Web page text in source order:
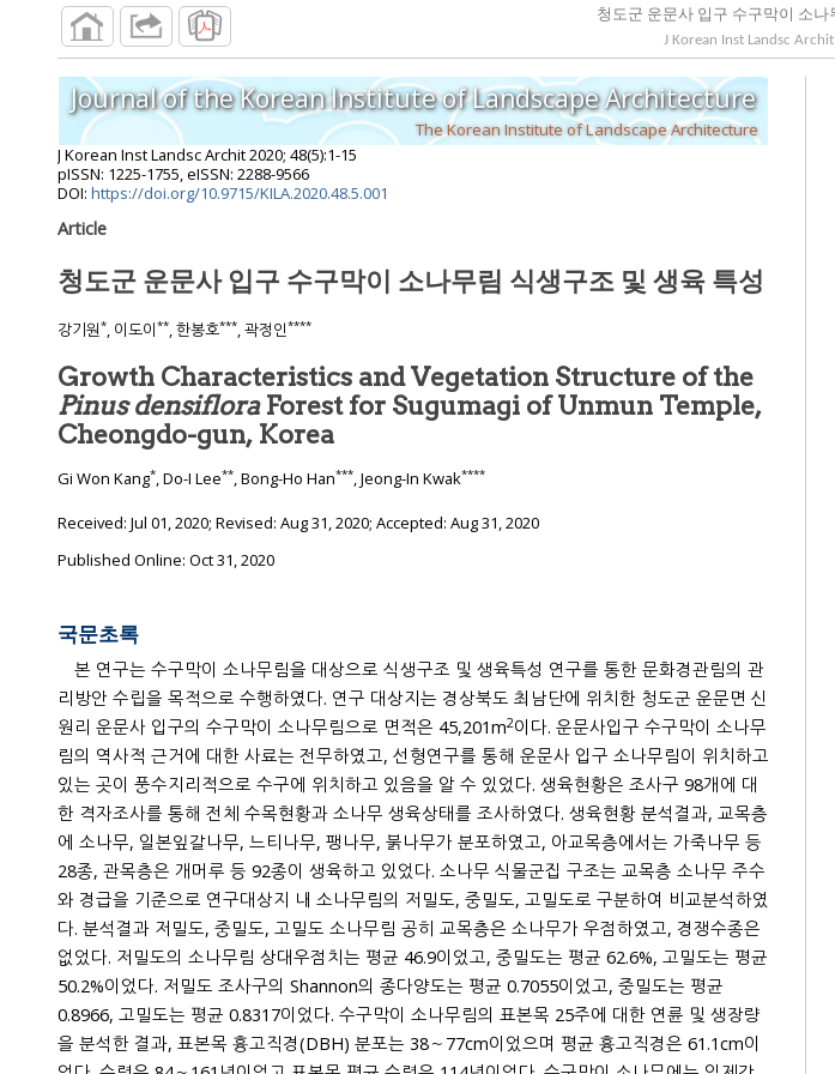
J Korean Inst Landsc Archit
Journal of the Korean Institute of Landscape Architecture
The Korean Institute of Landscape Architecture
J Korean Inst Landsc Archit2020; 48(5):1-15
pISSN: 1225-1755, eISSN: 2288-9566
DOI: https://doi.org/10.9715/KILA.2020.48.5.001
Article
청도군 운문사 입구 수구막이 소나무림 식생구조 및 생육 특성
강기원*, 이도이**, 한봉호***, 곽정인****
Growth Characteristics and Vegetation Structure of the
Pinus densifloraForest for Sugumagi of Unmun Temple,
Cheongdo-gun, Korea
Gi Won Kang*, Do-I Lee**, Bong-Ho Han***, Jeong-In Kwak****
Received: Jul 01, 2020; Revised: Aug 31, 2020; Accepted: Aug 31, 2020
Published Online: Oct 31, 2020
국문초록
본 연구는 수구막이 소나무림을 대상으로 식생구조 및 생육특성 연구를 통한 문화경관림의 관
리방안 수립을 목적으로 수행하였다. 연구 대상지는 경상북도 최남단에 위치한 청도군 운문면 신
원리 운문사 입구의 수구막이 소나무림으로 면적은 45,201m2이다. 운문사입구 수구막이 소나무
림의 역사적 근거에 대한 사료는 전무하였고, 선형연구를 통해 운문사 입구 소나무림이 위치하고
있는 곳이 풍수지리적으로 수구에 위치하고 있음을 알 수 있었다. 생육현황은 조사구 98개에 대
한 격자조사를 통해 전체 수목현황과 소나무 생육상태를 조사하였다. 생육현황 분석결과, 교목층
에 소나무, 일본잎갈나무, 느티나무, 팽나무, 붉나무가 분포하였고, 아교목층에서는 가죽나무 등
28종, 관목층은 개머루 등 92종이 생육하고 있었다. 소나무 식물군집 구조는 교목층 소나무 주수
와 경급을 기준으로 연구대상지 내 소나무림의 저밀도, 중밀도, 고밀도로 구분하여 비교분석하였
다. 분석결과 저밀도, 중밀도, 고밀도 소나무림 공히 교목층은 소나무가 우점하였고, 경쟁수종은
없었다. 저밀도의 소나무림 상대우점치는 평균 46.9이었고, 중밀도는 평균 62.6%, 고밀도는 평균
50.2%이었다. 저밀도 조사구의 Shannon의 종다양도는 평균 0.7055이었고, 중밀도는 평균
0.8966, 고밀도는 평균 0.8317이었다. 수구막이 소나무림의 표본목 25주에 대한 연륜 및 생장량
을 분석한 결과, 표본목 흉고직경(DBH) 분포는 38～77cm이었으며 평균 흉고직경은 61.1cm이